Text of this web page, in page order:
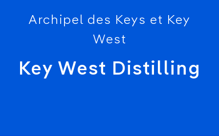
Archipel des Keys et Key
West
Key West Distilling